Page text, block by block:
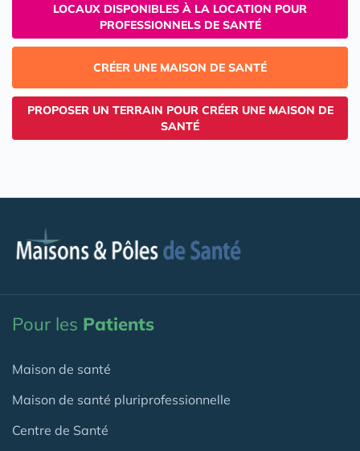
LOCAUX DISPONIBLES À LA LOCATION POUR
PROFESSIONNELS DE SANTÉ
CRÉER UNE MAISON DE SANTÉ
PROPOSER UN TERRAIN POUR CRÉER UNE MAISON DE
SANTÉ
Pour les Patients
Maison de santé
Maison de santé pluriprofessionnelle
Centre de Santé